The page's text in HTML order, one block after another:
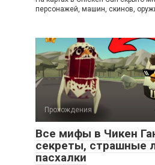
персонажей, машин, скинов,
Прохождения
Все мифы в Чикен
секреты, страшные
пасхалки